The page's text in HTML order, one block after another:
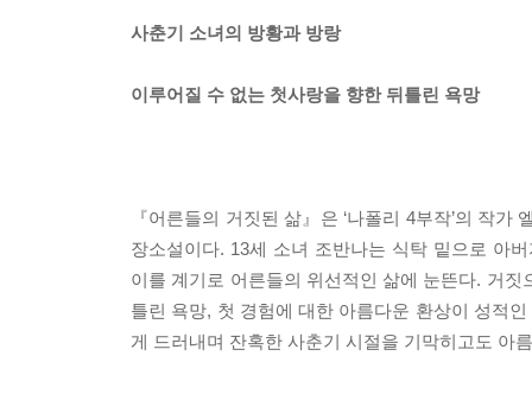
사춘기 소녀의 방황과 방랑
이루어질 수 없는 첫사랑을 향한 뒤틀린 욕망
『어른들의 거짓된 삶』은 ‘나폴리 4부작’의 작
장소설이다. 13세 소녀 조반나는 식탁 밑으로 아
이를 계기로 어른들의 위선적인 삶에 눈뜬다. 거
틀린 욕망, 첫 경험에 대한 아름다운 환상이 성적
게 드러내며 잔혹한 사춘기 시절을 기막히고도 아